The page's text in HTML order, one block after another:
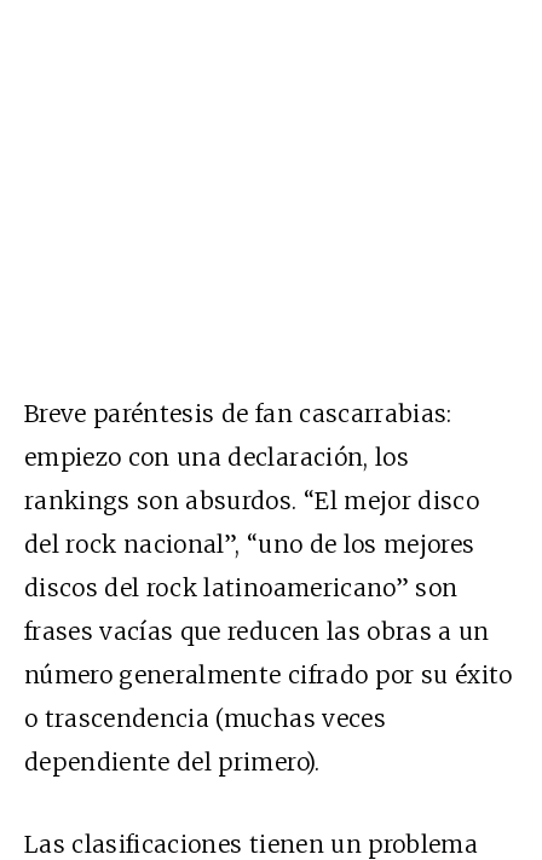
Breve paréntesis de fan cascarrabias:
empiezo con una declaración, los
rankings son absurdos. “El mejor disco
del rock nacional”, “uno de los mejores
discos del rock latinoamericano” son
frases vacías que reducen las obras a un
número generalmente cifrado por su éxito
o trascendencia (muchas veces
dependiente del primero).
Las clasificaciones tienen un problema